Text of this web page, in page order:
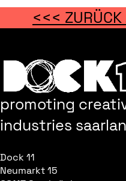
<<< ZURÜCK
promoting
industries
Dock 11
Neumarkt 15